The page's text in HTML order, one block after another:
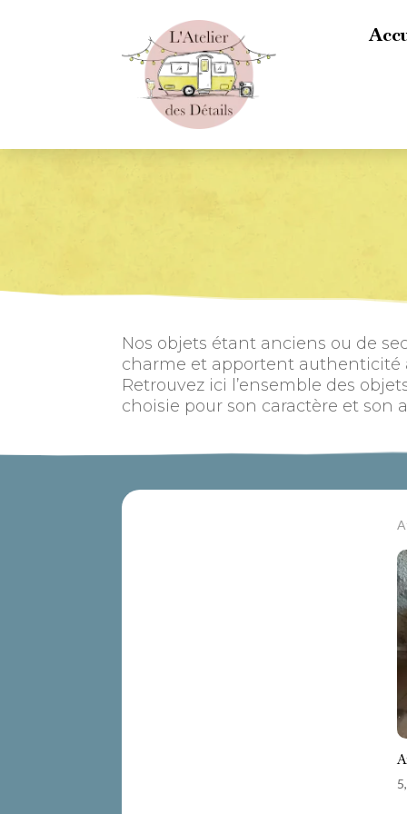
Nos objets étant anciens ou de
charme et apportent authenticité
Retrouvez ici l’ensemble des
choisie pour son caractère et